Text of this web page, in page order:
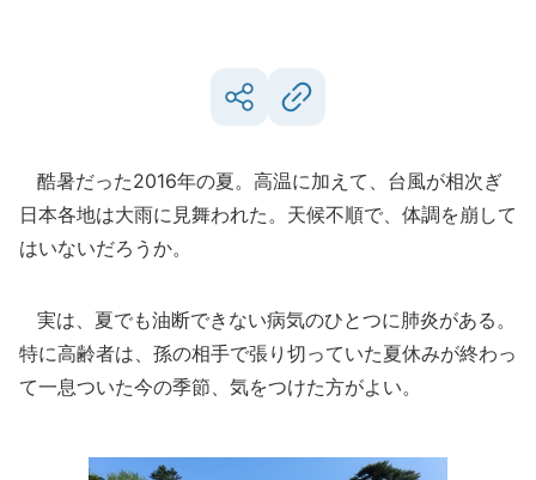
酷暑だった2016年の夏。高温に加えて、台風が相次ぎ
日本各地は大雨に見舞われた。天候不順で、体調を崩して
はいないだろうか。
実は、夏でも油断できない病気のひとつに肺炎がある。
特に高齢者は、孫の相手で張り切っていた夏休みが終わっ
て一息ついた今の季節、気をつけた方がよい。